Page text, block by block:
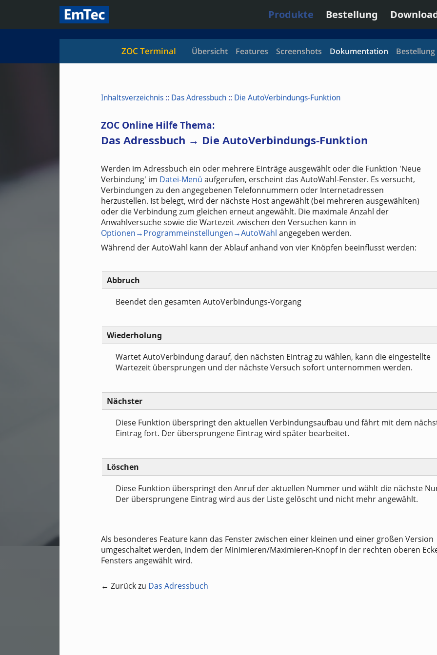
Produkte Bestellung
ZOC Terminal Übersicht Features Screenshots Dokumentation Bestellung
Inhaltsverzeichnis :: Das Adressbuch :: Die AutoVerbindungs-Funktion
ZOC Online Hilfe Thema:
Das Adressbuch → Die AutoVerbindungs-Funktion
Werden im Adressbuch ein oder mehrere Einträge ausgewählt oder die Funktion 'Neue
Verbindung' im Datei-Menü aufgerufen, erscheint das AutoWahl-Fenster. Es versucht,
Verbindungen zu den angegebenen Telefonnummern oder Internetadressen
herzustellen. Ist belegt, wird der nächste Host angewählt (bei mehreren ausgewählten)
oder die Verbindung zum gleichen erneut angewählt. Die maximale Anzahl der
Anwahlversuche sowie die Wartezeit zwischen den Versuchen kann in
Optionen→Programmeinstellungen→AutoWahl angegeben werden.
Während der AutoWahl kann der Ablauf anhand von vier Knöpfen beeinflusst werden:
Abbruch
Beendet den gesamten AutoVerbindungs-Vorgang
Wiederholung
Wartet AutoVerbindung darauf, den nächsten Eintrag zu wählen, kann die eingestellte
Wartezeit übersprungen und der nächste Versuch sofort unternommen werden.
Nächster
Diese Funktion überspringt den aktuellen Verbindungsaufbau und fährt mit dem
Eintrag fort. Der übersprungene Eintrag wird später bearbeitet.
Löschen
Diese Funktion überspringt den Anruf der aktuellen Nummer und wählt die nächste
Der übersprungene Eintrag wird aus der Liste gelöscht und nicht mehr angewählt.
Als besonderes Feature kann das Fenster zwischen einer kleinen und einer großen Version
umgeschaltet werden, indem der Minimieren/Maximieren-Knopf in der rechten oberen
Fensters angewählt wird.
← Zurück zu Das Adressbuch